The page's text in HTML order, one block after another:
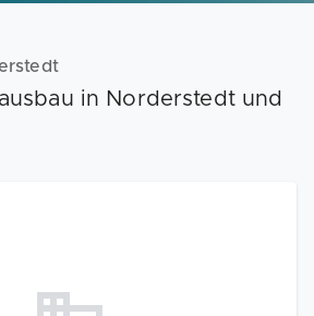
in Norderstedt und